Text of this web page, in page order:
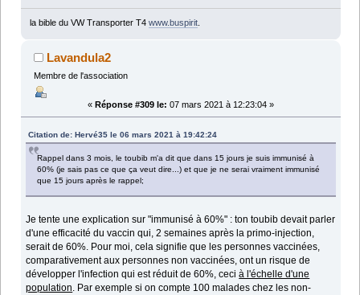
la bible du VW Transporter T4 www.buspirit.
Lavandula2
Membre de l'association
« Réponse #309 le: 07 mars 2021 à 12:23:04 »
Citation de: Hervé35 le 06 mars 2021 à 19:42:24
Rappel dans 3 mois, le toubib m'a dit que dans 15 jours je suis immunisé à
60% (je sais pas ce que ça veut dire...) et que je ne serai vraiment immunisé
que 15 jours après le rappel;
Je tente une explication sur "immunisé à 60%" : ton toubib devait parler
d'une efficacité du vaccin qui, 2 semaines après la primo-injection,
serait de 60%. Pour moi, cela signifie que les personnes vaccinées,
comparativement aux personnes non vaccinées, ont un risque de
développer l'infection qui est réduit de 60%, cecià l'échelle d'une
population . Par exemple si on compte 100 malades chez les non-